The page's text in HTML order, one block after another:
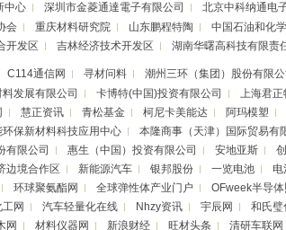
中心 深圳市金菱通達電子有限公司 北京中科纳通电
会 重庆材料研究院 山东鹏程特陶 中国石油和化
开发区 吉林经济技术开发区 湖南华曙高科技有限责
C114通信网 寻材问料 潮州三环（集团）股份有限公
发展有限公司 卡博特(中国)投资有限公司 上海君正
慧正资讯 青松基金 柯尼卡美能达 阿玛模塑
环保新材料科技应用中心 本隆商事（天津）国际贸易有
有限公司 惠生（中国）投资有限公司 安地亚斯
边境合作区 新能源汽车 银邦股份 一览电池 电
环球聚氨酯网 全球弹性体产业门户 OFweek半导体
网 汽车轻量化在线 Nhzy资讯 宇辰网 和氏璧
网 材料仪器网 新浪财经 旺材头条 清研车联网